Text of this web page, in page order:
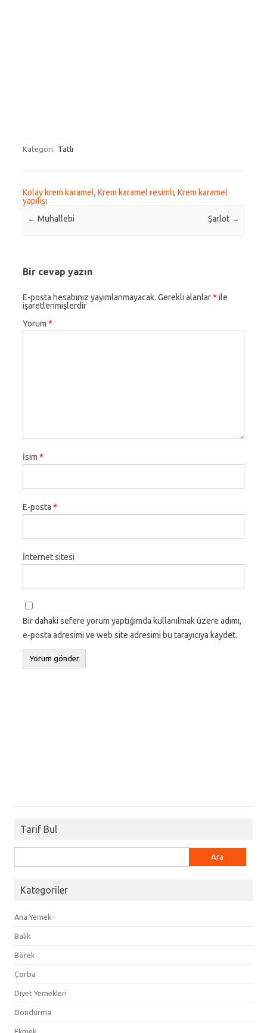
Kategori: Tatlı
Kolay krem karamel, Krem karamel resimli, Krem karamel
yapılışı
Post navigation
← Muhallebi Şarlot →
Bir cevap yazın
E-posta hesabınız yayımlanmayacak. Gerekli alanlar* ile
işaretlenmişlerdir
Yorum *
İsim *
E-posta *
İnternet sitesi
Bir dahaki sefere yorum yaptığımda kullanılmak üzere adımı,
e-posta adresimi ve web site adresimi bu tarayıcıya kaydet.
Tarif Bul
Kategoriler
Ana Yemek
Balık
Börek
Çorba
Diyet Yemekleri
Dondurma